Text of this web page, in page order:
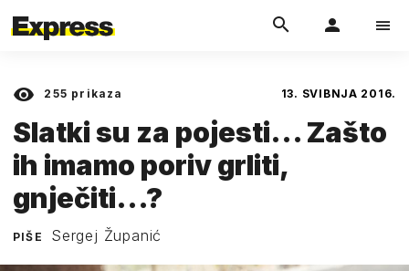
255 prikaza 13. SVIBNJA 2016.
Slatki su za pojesti... Zašto
ih imamo poriv grliti,
gnječiti...?
PIŠE Sergej Županić